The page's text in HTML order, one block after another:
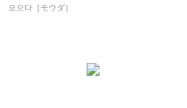
모으다［モウダ］